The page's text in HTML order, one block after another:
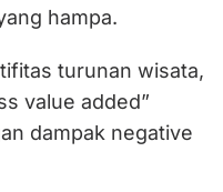
hampa.
turunan wisata,
value added”
dampak negative